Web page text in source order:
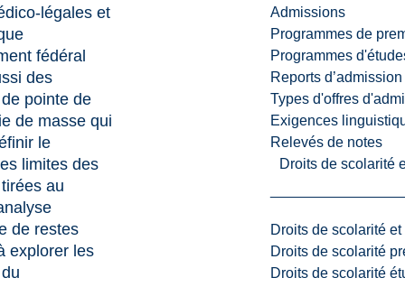
Admissions
Programmes de
Programmes
Reports d’admission
Types d'offres
Exigences
Relevés de notes
Droits de scolarité
Droits de scolarité
Droits de scolarité
Droits de scolarité
légales et
fédéral
des
pointe de
de masse qui
le
limites des
au
de restes
explorer les